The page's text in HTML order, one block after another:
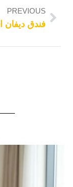
PREVIOUS
فندق ديفان